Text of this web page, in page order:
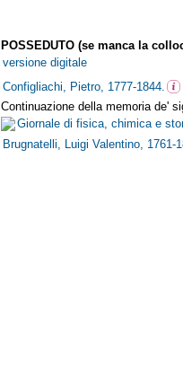
POSSEDUTO (se manca la
versione digitale
Configliachi, Pietro, 1777-1844.
Continuazione della memoria de'
Giornale di fisica, chimica e
Brugnatelli, Luigi Valentino, 1761-